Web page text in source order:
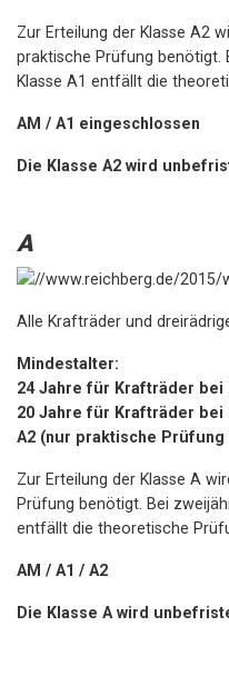
Zur Erteilung der Klasse A2
praktische Prüfung benötigt.
Klasse A1 entfällt die
AM / A1 eingeschlossen
Die Klasse A2 wird
A
Alle Krafträder und
Mindestalter:
24 Jahre für Krafträder
20 Jahre für Krafträder
A2 (nur praktische
Zur Erteilung der Klasse A
Prüfung benötigt. Bei
entfällt die theoretische
AM / A1 / A2
Die Klasse A wird